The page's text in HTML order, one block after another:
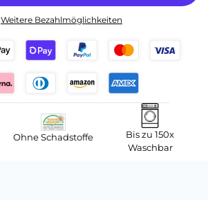
Weitere Bezahlmöglichkeiten
Ohne Schadstoffe
Bis zu 150x
Waschbar